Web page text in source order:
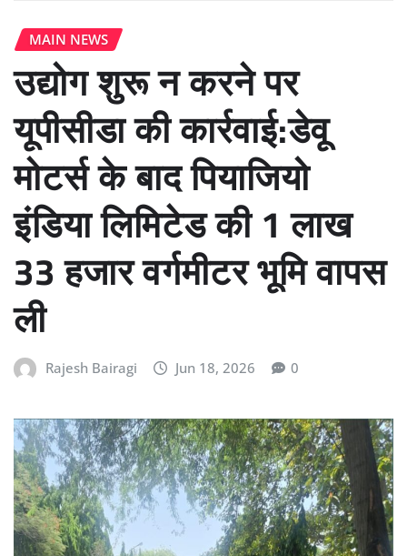
MAIN NEWS
उद्योग शुरू न करने पर
यूपीसीडा की कार्रवाई:डेवू
मोटर्स के बाद पियाजियो
इंडिया लिमिटेड की 1 लाख
33 हजार वर्गमीटर भूमि वापस
ली
Rajesh Bairagi Jun 18, 2026 0